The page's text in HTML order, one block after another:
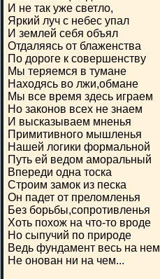
И не так уже светло,
Яркий луч с небес упал
И землей себя объял
Отдаляясь от блаженства
По дороге к совершенству
Мы теряемся в тумане
Находясь во лжи,обмане
Мы все время здесь играем
Но законов всех не знаем
И высказываем мненья
Примитивного мышленья
Нашей логики формальной
Путь ей ведом аморальный
Впереди одна тоска
Строим замок из песка
Он падет от преломленья
Без борьбы,сопротивленья
Хоть похож на что-то вроде
Но сыпучий по природе
Ведь фундамент весь на нем
Не онован ни на чем...